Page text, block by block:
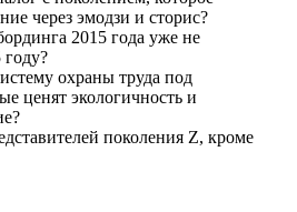
через эмодзи и сторис?
2015 года уже не
охраны труда под
ценят экологичность и
поколения Z, кроме